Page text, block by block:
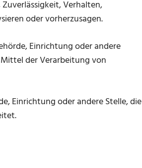
Verhalten,
oder vorherzusagen.
Einrichtung oder andere
der Verarbeitung von
Einrichtung oder andere Stelle, die